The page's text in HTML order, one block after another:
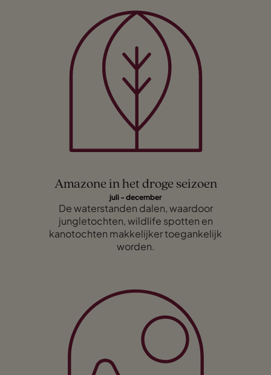
Amazone in het droge seizoen
juli - december
De waterstanden dalen, waardoor
jungletochten, wildlife spotten en
kanotochten makkelijker toegankelijk
worden.